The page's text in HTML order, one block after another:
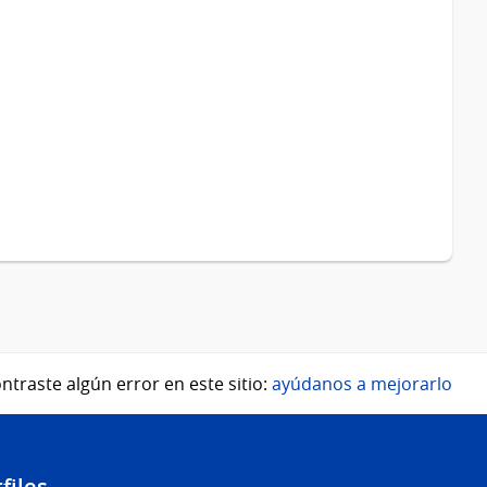
algún error en este sitio: ayúdanos a mejorarlo